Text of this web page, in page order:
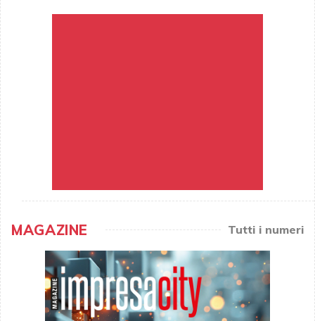
MAGAZINE Tutti i numeri